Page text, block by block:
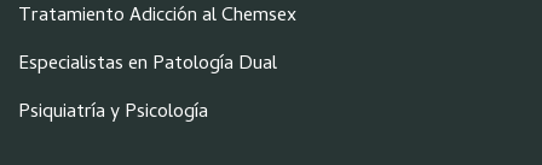
Tratamiento Adicción al Chemsex
Especialistas en Patología Dual
Psiquiatría y Psicología